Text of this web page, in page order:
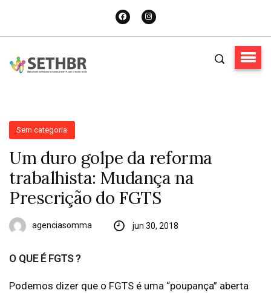
Sem categoria
Um duro golpe da reforma
trabalhista: Mudança na
Prescrição do FGTS
agenciasomma jun 30, 2018
O QUE É FGTS ?
Podemos dizer que o FGTS é uma “poupança” aberta